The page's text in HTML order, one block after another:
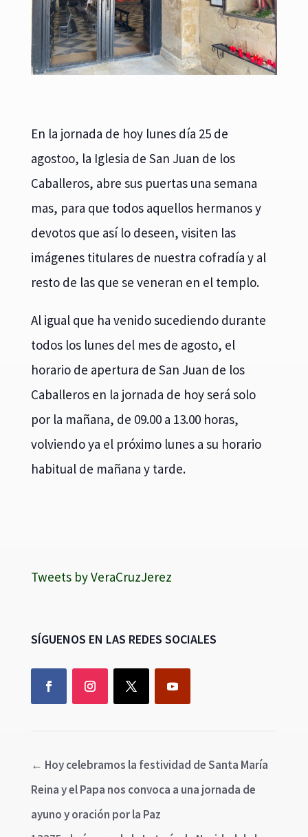
En la jornada de hoy lunes día 25 de
agostoo, la Iglesia de San Juan de los
Caballeros, abre sus puertas una semana
mas, para que todos aquellos hermanos y
devotos que así lo deseen, visiten las
imágenes titulares de nuestra cofradía y al
resto de las que se veneran en el templo.
Al igual que ha venido sucediendo durante
todos los lunes del mes de agosto, el
horario de apertura de San Juan de los
Caballeros en la jornada de hoy será solo
por la mañana, de 09.00 a 13.00 horas,
volviendo ya el próximo lunes a su horario
habitual de mañana y tarde.
Tweets by VeraCruzJerez
SÍGUENOS EN LAS REDES SOCIALES
← Hoy celebramos la festividad de Santa María
Reina y el Papa nos convoca a una jornada de
ayuno y oración por la Paz